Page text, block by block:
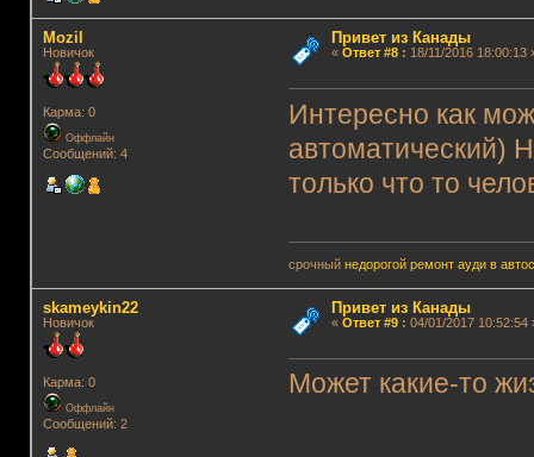
Mozil
Новичок
Карма: 0
Оффлайн
Сообщений: 4
Привет из Канады
« Ответ #8: 18/11/2016 18:00:13
Интересно как
автоматический)
только что то
срочныйнедорогой ремонт ауди в
skameykin22
Новичок
Карма: 0
Оффлайн
Сообщений: 2
Привет из Канады
« Ответ #9: 04/01/2017 10:52:54
Может какие-то